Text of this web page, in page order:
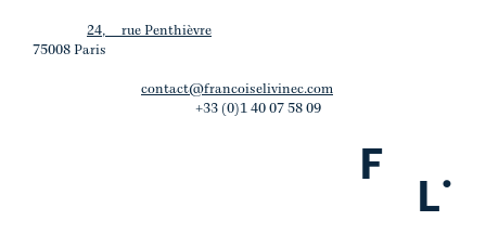
24, rue Penthièvre
75008 Paris
contact@francoiselivinec.com
+33 (0)1 40 07 58 09
F
L.